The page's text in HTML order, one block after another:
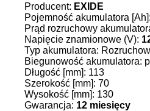
Producent: EXIDE
Pojemność akumulatora [Ah]:
Prąd rozruchowy
Napięcie znamionowe (V):
Typ akumulatora:
Biegunowość akumulatora:
Długość [mm]: 113
Szerokość [mm]: 70
Wysokość [mm]: 130
Gwarancja: 12 miesięcy